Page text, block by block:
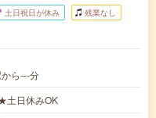
土日祝日が休み 残業なし
ら---分
土日休みOK